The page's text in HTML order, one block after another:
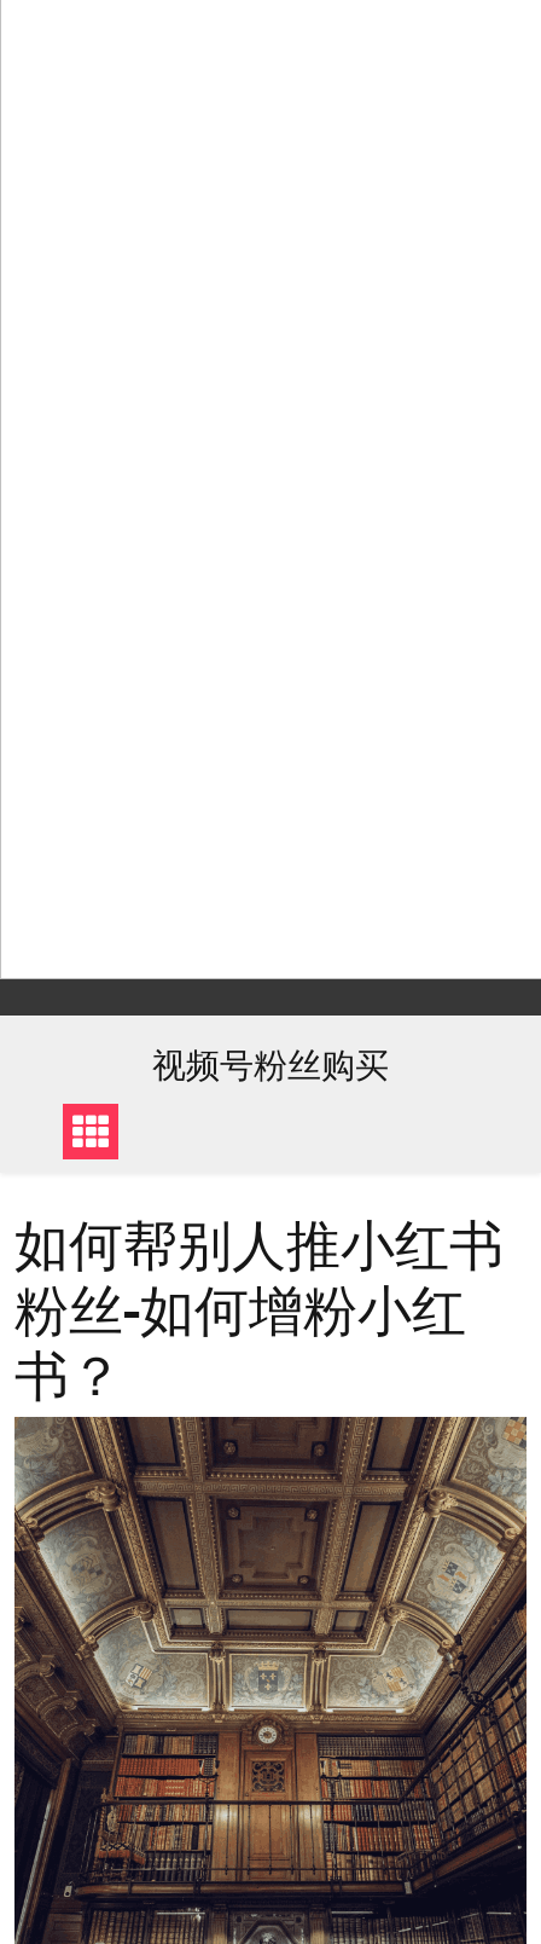
to
视频号粉丝购买
如何帮别人推小红书
粉丝-如何增粉小红
书？